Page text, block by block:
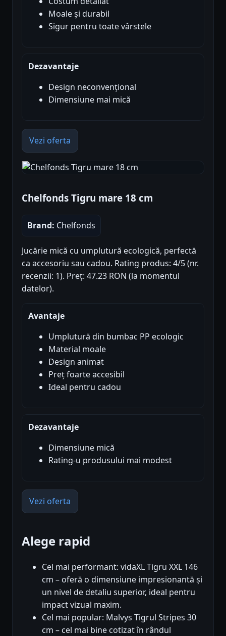
Moale și durabil
Sigur pentru toate vârstele
Dezavantaje
Design neconvențional
Dimensiune mai mică
Vezi oferta
Chelfonds Tigru mare 18 cm
Brand: Chelfonds
Jucărie mică cu umplutură ecologică, perfectă
ca accesoriu sau cadou. Rating produs: 4/5 (nr.
recenzii: 1). Preț: 47.23 RON (la momentul
datelor).
Avantaje
Umplutură din bumbac PP ecologic
Material moale
Design animat
Preț foarte accesibil
Ideal pentru cadou
Dezavantaje
Dimensiune mică
Rating-u produsului mai modest
Vezi oferta
Alege rapid
Cel mai performant: vidaXL Tigru XXL 146
cm – oferă o dimensiune impresionantă și
un nivel de detaliu superior, ideal pentru
impact vizual maxim.
Cel mai popular: Malvys Tigrul Stripes 30
cm – cel mai bine cotizat în rândul